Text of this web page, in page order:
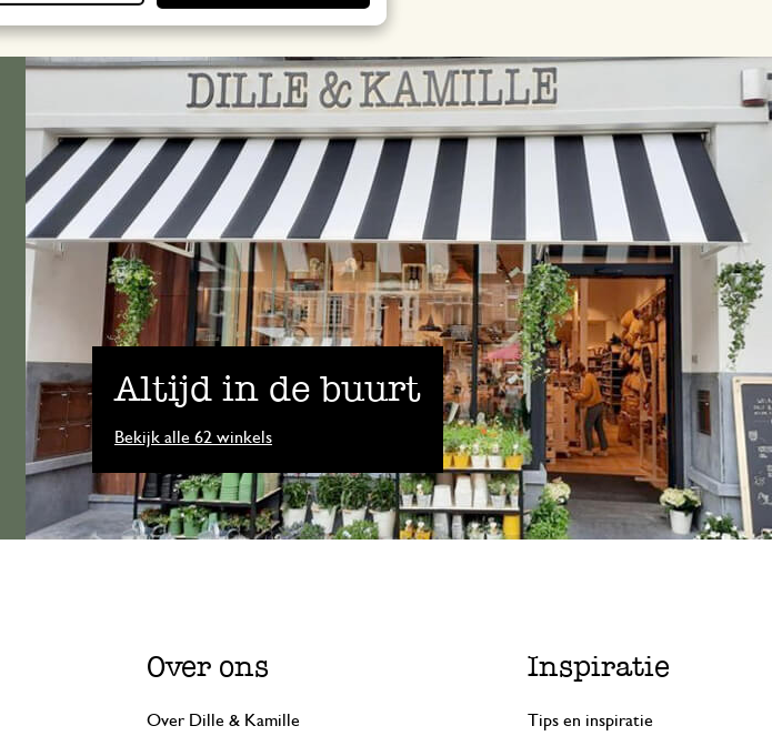
Altijd in de buurt
Bekijk alle 62 winkels
Over ons
Over Dille & Kamille
Inspiratie
Tips en inspiratie